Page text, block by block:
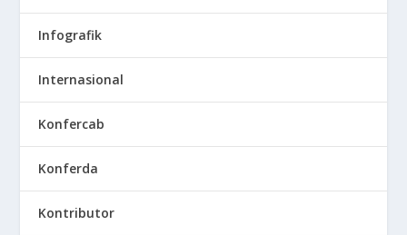
Infografik
Internasional
Konfercab
Konferda
Kontributor